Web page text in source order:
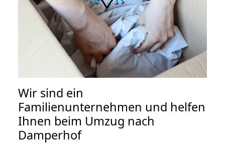
Wir sind ein
Familienunternehmen und helfen
Ihnen beim Umzug nach
Damperhof